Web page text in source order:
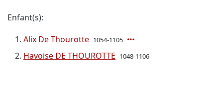
Enfant(s):
Alix De Thourotte 1054-1105
Havoise DE THOUROTTE 1048-1106